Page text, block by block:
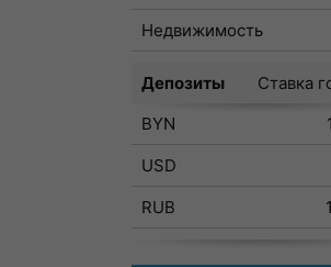
Недвижимость
Депозиты
Ставка
BYN
USD
RUB